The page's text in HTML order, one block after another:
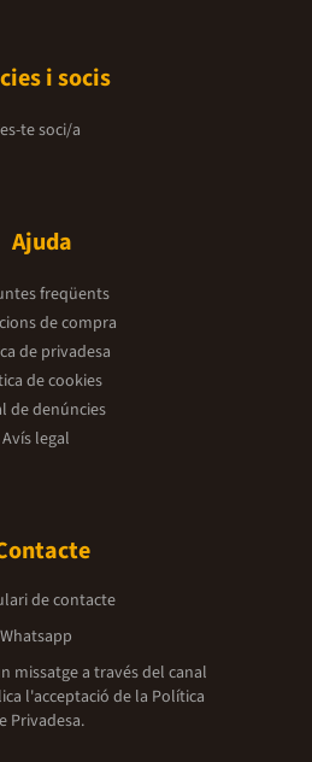
i socis
te soci/a
Ajuda
freqüents
de compra
de privadesa
de cookies
de denúncies
Avís legal
de contacte
Whatsapp
missatge a través del canal
l'acceptació de la Política
Privadesa.